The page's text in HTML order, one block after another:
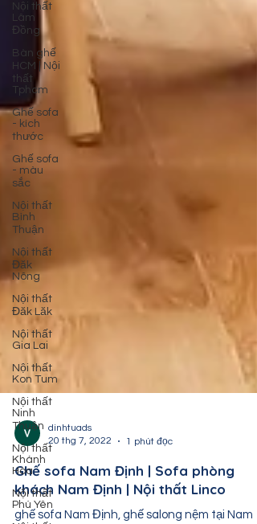
Nội thất
Lâm
Đồng
Bàn ghế
HCM | Nội
thất
Tphcm
Ghế sofa
- kích
thước
Ghế sofa
- màu
sắc
Nội thất
Bình
Thuận
Nội thất
Đăk
Nông
Nội thất
Đăk Lăk
Nội thất
Gia Lai
Nội thất
Kon Tum
Nội thất
Ninh
Thuận
Nội thất
Khánh
Hòa
Nội thất
Phú Yên
dinhtuads
Ghế sofa Nam Định | Sofa phòng
khách Nam Định | Nội thất Linco